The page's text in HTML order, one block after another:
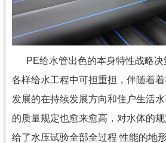
PE给水管出色的本身特性战略决
各样给水工程中可担重担，伴随着
发展的在持续发展方向和住户生活
的质量规定也愈来愈高，对水体的
给了水压试验全部全过程 性能的地